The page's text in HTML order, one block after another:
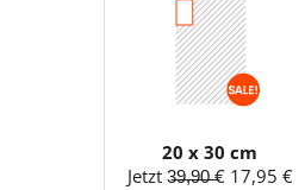
20 x 30 cm
Jetzt 3̶9̶,̶9̶0̶ ̶€ 17,95 €